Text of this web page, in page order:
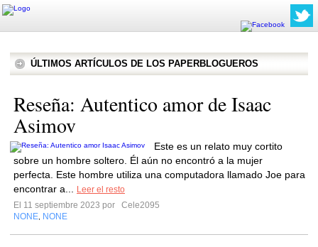
ÚLTIMOS ARTÍCULOS DE LOS PAPERBLOGUEROS
Reseña: Autentico amor de Isaac
Asimov
Este es un relato muy cortito
sobre un hombre soltero. Él aún no encontró a la mujer
perfecta. Este hombre utiliza una computadora llamado Joe para
encontrar a...
Leer el resto
El 11 septiembre 2023 por
Cele2095
NONE NONE